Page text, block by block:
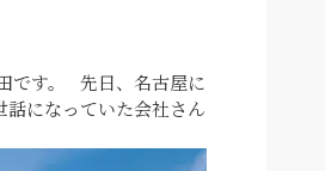
す。
先日、名古屋に
になっていた会社さん